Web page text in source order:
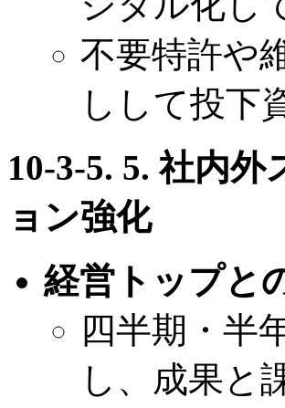
不要特許や
しして投下
10-3-5. 5. 社内
ョン強化
経営トップと
四半期・半
し、成果と